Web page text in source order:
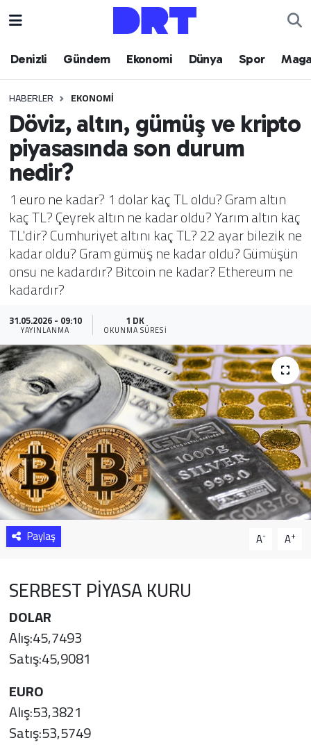
Denizli Gündem Ekonomi Dünya Spor
HABERLER EKONOMI
Döviz, altın, gümüş ve kripto
piyasasında son durum
nedir?
1 euro ne kadar? 1 dolar kaç TL oldu? Gram altın
kaç TL? Çeyrek altın ne kadar oldu? Yarım altın kaç
TL'dir? Cumhuriyet altını kaç TL? 22 ayar bilezik ne
kadar oldu? Gram gümüş ne kadar oldu? Gümüşün
onsu ne kadardır? Bitcoin ne kadar? Ethereum ne
kadardır?
31.05.2026 - 09:10
YAYINLANMA
1 DK
OKUNMA SÜRESI
Paylaş A- A+
SERBEST PİYASA KURU
DOLAR
Alış:45,7493
Satış:45,9081
EURO
Alış:53,3821
Satış:53,5749
Denizli
Ekonomi
Dünya
Spor
Magazin
Teknoloji
Yaşam
Sağlık
Yazarlar
Resmi İlan
Resmi Reklam
Hava Durumu
Trafik Durumu
Puan Durumu ve Fikstür
Tüm Manşetler
Son Dakika Haberleri
Haber Arşivi